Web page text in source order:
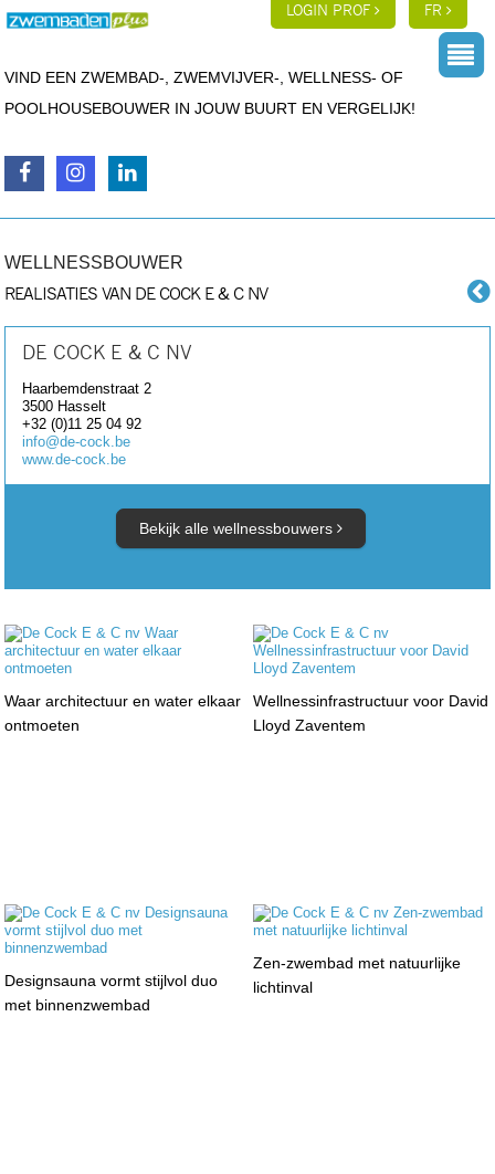
LOGIN PROF FR
VIND EEN ZWEMBAD-, ZWEMVIJVER-, WELLNESS- OF
POOLHOUSEBOUWER IN JOUW BUURT EN VERGELIJK!
WELLNESSBOUWER
REALISATIES VAN DE COCK E & C NV
DE COCK E & C NV
Haarbemdenstraat 2
3500 Hasselt
+32 (0)11 25 04 92
info@de-cock.be
www.de-cock.be
Bekijk alle wellnessbouwers
Waar architectuur en water elkaar
ontmoeten
Wellnessinfrastructuur voor David
Lloyd Zaventem
Designsauna vormt stijlvol duo
met binnenzwembad
Zen-zwembad met natuurlijke
lichtinval